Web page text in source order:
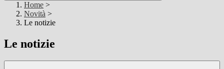
Home >
Novità >
Le notizie
Le notizie